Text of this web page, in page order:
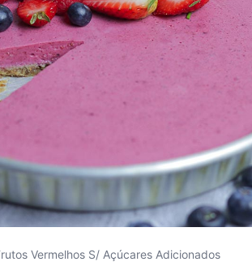
Vermelhos S/ Açúcares Adicionados